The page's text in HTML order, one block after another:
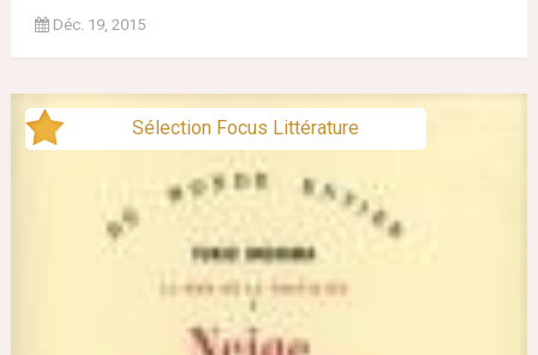
Déc. 19, 2015
Sélection Focus Littérature